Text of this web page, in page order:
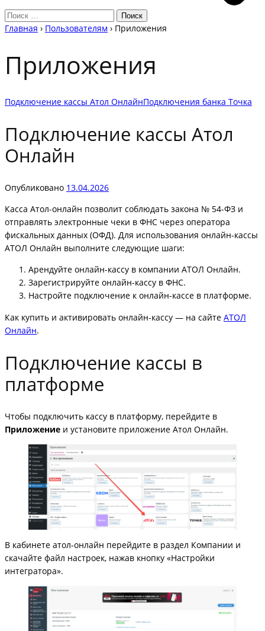
Главная › Пользователям › Приложения
Приложения
Подключение кассы Атол ОнлайнПодключения банка Точка
Подключение кассы Атол
Онлайн
Опубликовано 13.04.2026
Касса Атол-онлайн позволит соблюдать закона № 54-ФЗ и
отправлять электронные чеки в ФНС через оператора
фискальных данных (ОФД). Для использования онлайн-кассы
АТОЛ Онлайн выполните следующие шаги:
Арендуйте онлайн-кассу в компании АТОЛ Онлайн.
Зарегистрируйте онлайн-кассу в ФНС.
Настройте подключение к онлайн-кассе в платформе.
Как купить и активировать онлайн-кассу — на сайте АТОЛ
Онлайн.
Подключение кассы в
платформе
Чтобы подключить кассу в платформу, перейдите в
Приложение и установите приложение Атол Онлайн.
В кабинете атол-онлайн перейдите в раздел Компании и
скачайте файл настроек, нажав кнопку «Настройки
интегратора».